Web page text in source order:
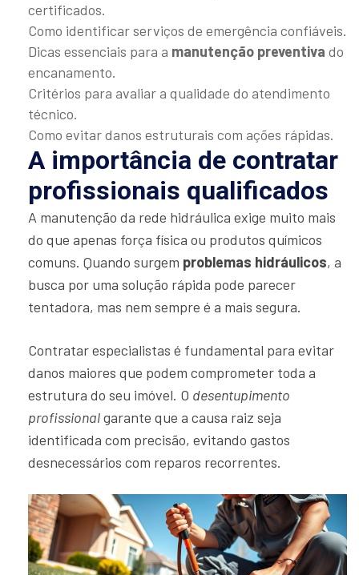
certificados.
Como identificar serviços de emergência confiáveis.
Dicas essenciais para a manutenção preventiva do
encanamento.
Critérios para avaliar a qualidade do atendimento
técnico.
Como evitar danos estruturais com ações rápidas.
A importância de contratar
profissionais qualificados
A manutenção da rede hidráulica exige muito mais
do que apenas força física ou produtos químicos
comuns. Quando surgem problemas hidráulicos, a
busca por uma solução rápida pode parecer
tentadora, mas nem sempre é a mais segura.
Contratar especialistas é fundamental para evitar
danos maiores que podem comprometer toda a
estrutura do seu imóvel. O desentupimento
profissionalgarante que a causa raiz seja
identificada com precisão, evitando gastos
desnecessários com reparos recorrentes.